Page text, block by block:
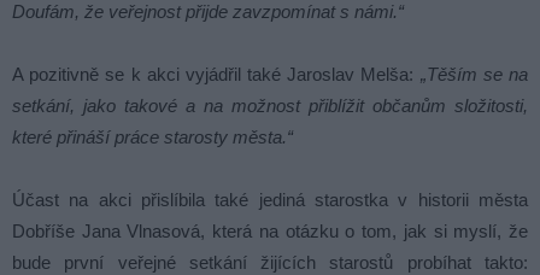
Doufám, že veřejnost přijde zavzpomínat s námi.“
A pozitivně se k akci vyjádřil také Jaroslav Melša: „Těším se na
setkání, jako takové a na možnost přiblížit občanům složitosti,
které přináší práce starosty města.“
Účast na akci přislíbila také jediná starostka v historii města
Dobříše Jana Vlnasová, která na otázku o tom, jak si myslí, že
bude první veřejné setkání žijících starostů probíhat takto: